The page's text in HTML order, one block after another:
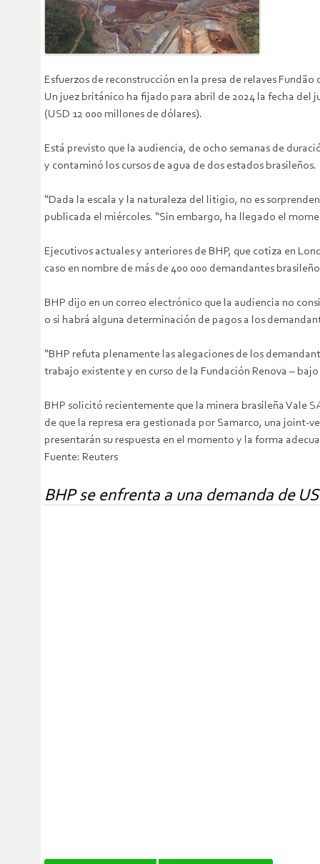
Esfuerzos de reconstrucción en la presa de relaves Fundão
Un juez británico ha fijado para abril de 2024 la fecha del
(USD 12 000 millones de dólares).
Está previsto que la audiencia, de ocho semanas de
y contaminó los cursos de agua de dos estados brasileños.
“Dada la escala y la naturaleza del litigio, no es
publicada el miércoles. “Sin embargo, ha llegado el
Ejecutivos actuales y anteriores de BHP, que cotiza en
caso en nombre de más de 400 000 demandantes
BHP dijo en un correo electrónico que la audiencia no
o si habrá alguna determinación de pagos a los
“BHP refuta plenamente las alegaciones de los
trabajo existente y en curso de la Fundación Renova –
BHP solicitó recientemente que la minera brasileña Vale
de que la represa era gestionada por Samarco, una joint-
presentarán su respuesta en el momento y la forma
Fuente: Reuters
BHP se enfrenta a una demanda de